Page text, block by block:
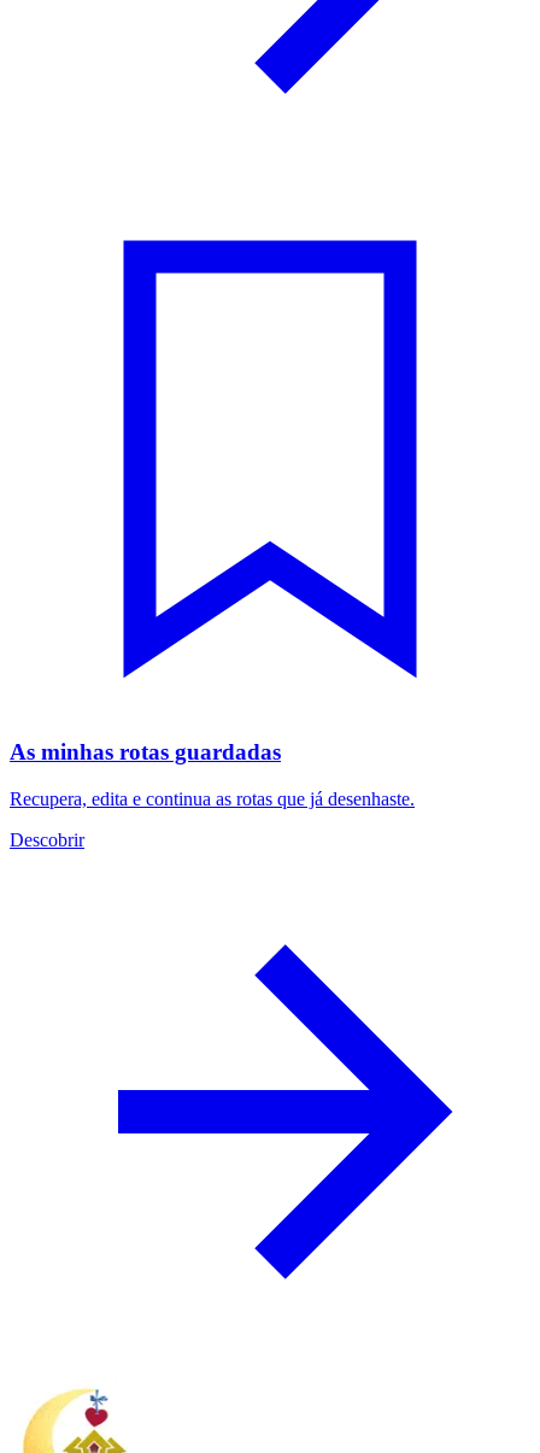
As minhas rotas guardadas
Recupera, edita e continua as rotas que já desenhaste.
Descobrir